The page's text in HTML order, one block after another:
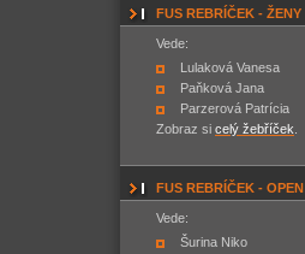
FUS REBRÍČEK - ŽENY
Vede:
Lulaková Vanesa
Paňková Jana
Parzerová Patrícia
Zobraz si celý žebříček
FUS REBRÍČEK - OPEN
Vede:
Šurina Niko